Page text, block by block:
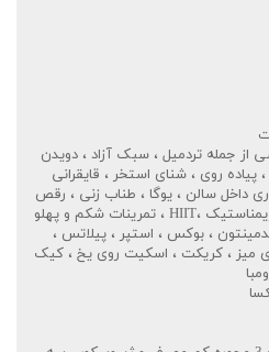
ورزشی از جمله تردمیل ، سبک آزاد ، دویدن
پیاده روی ، شنای استخر ، قایقرانی
داخل سالن ، یوگا ، طناب زنی ، رقص
، تناسب اندام داخل سالن ، ژیمناستیک ،HIIT ، تمرینات شکم و پهلو
، بوکس ، استپر ، پیلاتس ،
میز ، کریکت ، اسکیت روی یخ ، کیک